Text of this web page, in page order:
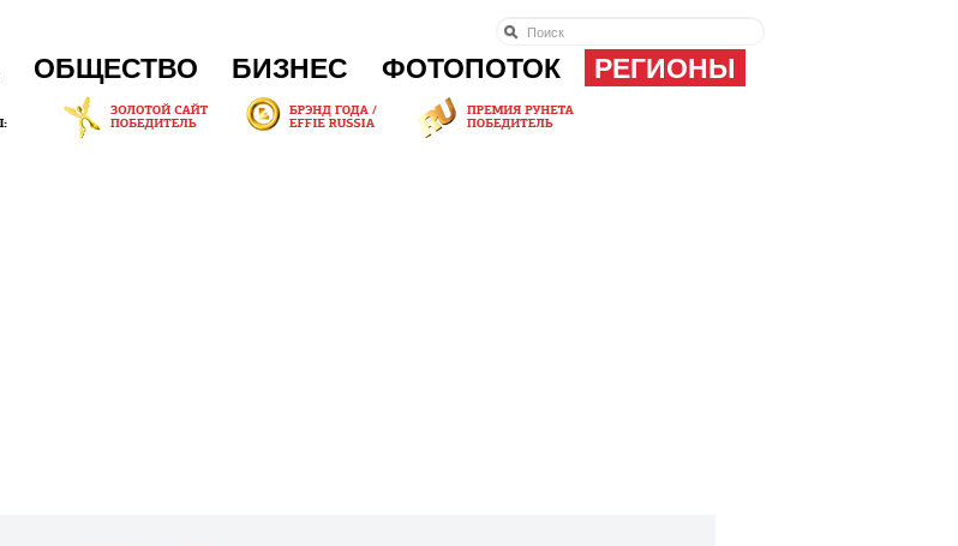
ОБЩЕСТВО БИЗНЕС ФОТОПОТОК РЕГИОНЫ